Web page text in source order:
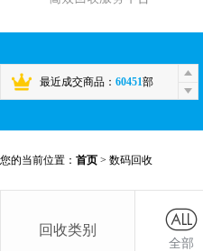
最近成交商品： 60451部
您的当前位置： 首页 > 数码回收
回收类别
全部